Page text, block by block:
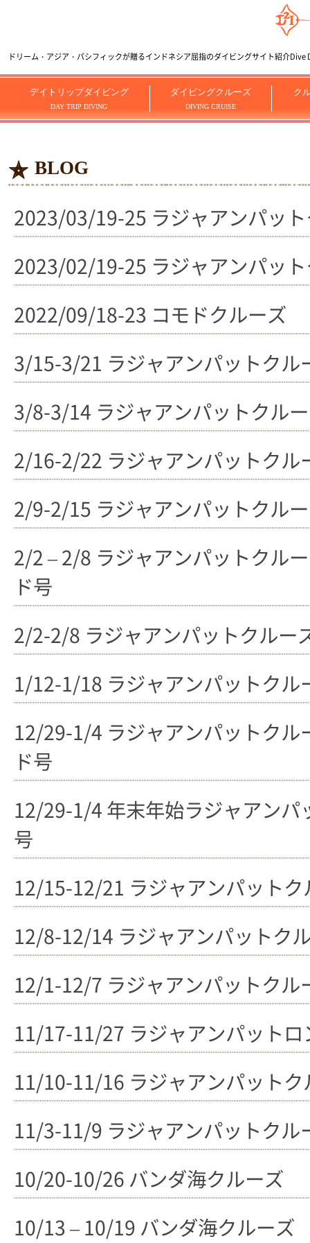
ドリーム・アジア・パシフィックが贈るインドネシア屈指のダイビングサイト紹介Dive
デイトリップダイビング
DAY TRIP DIVING
ダイビングクルーズ
DIVING CRUISE
ク
BLOG
2023/03/19-25 ラジャアンパット
2023/02/19-25 ラジャアンパット
2022/09/18-23 コモドクルーズ
3/15-3/21 ラジャアンパットクル
3/8-3/14 ラジャアンパットクル
2/16-2/22 ラジャアンパットクル
2/9-2/15 ラジャアンパットクル
2/2 – 2/8 ラジャアンパットクル
ド号
2/2-2/8 ラジャアンパットクル
1/12-1/18 ラジャアンパットクル
12/29-1/4 ラジャアンパットク
ド号
12/29-1/4 年末年始ラジャアン
号
12/15-12/21 ラジャアンパットク
12/8-12/14 ラジャアンパットク
12/1-12/7 ラジャアンパットクル
11/17-11/27 ラジャアンパットロ
11/10-11/16 ラジャアンパットク
11/3-11/9 ラジャアンパットクル
10/20-10/26 バンダ海クルーズ
10/13 – 10/19 バンダ海クルーズ